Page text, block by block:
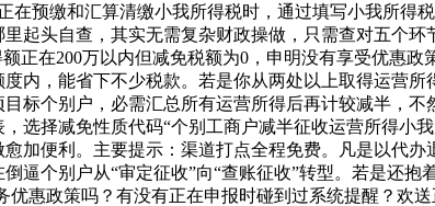
预缴和汇算清缴小我所得税时，通过填写小我所得
起头自查，其实无需复杂财政操做，只需查对五个
正在200万以内但减免税额为0，申明没有享受优惠
内，能省下不少税款。若是你从两处以上取得运营
标个别户，必需汇总所有运营所得后再计较减半，
选择减免性质代码“个别工商户减半征收运营所得小
加便利。主要提示：渠道打点全程免费。凡是以代
个别户从“审定征收”向“查账征收”转型。若是还抱
惠政策吗？有没有正在申报时碰到过系统提醒？欢